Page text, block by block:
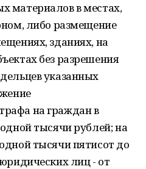
материалов в местах,
либо размещение
зданиях, на
без разрешения
указанных
на граждан в
тысячи рублей; на
тысячи пятисот до
лиц - от